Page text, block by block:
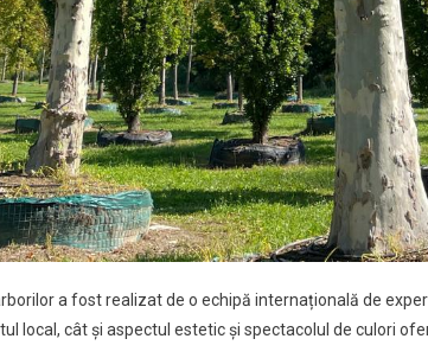
a fost realizat de o echipă internațională de
local, cât și aspectul estetic și spectacolul de culori